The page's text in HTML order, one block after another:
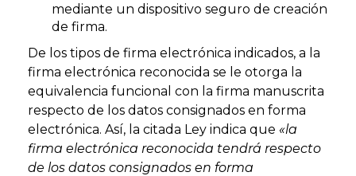
mediante un dispositivo seguro de creación
de firma.
De los tipos de firma electrónica indicados, a la
firma electrónica reconocida se le otorga la
equivalencia funcional con la firma manuscrita
respecto de los datos consignados en forma
electrónica. Así, la citada Ley indica que «la
firma electrónica reconocida tendrá respecto
de los datos consignados en forma